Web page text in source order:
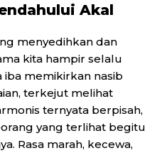
Akal
menyedihkan dan
kita hampir selalu
iba memikirkan nasib
terkejut melihat
ternyata berpisah,
yang terlihat begitu
Rasa marah, kecewa,